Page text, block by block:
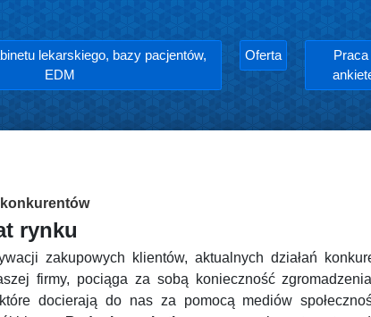
lekarskiego, bazy pacjentów,
EDM
Oferta
Praca
rynku
zakupowych klientów, aktualnych działań
firmy, pociąga za sobą konieczność
docierają do nas za pomocą mediów